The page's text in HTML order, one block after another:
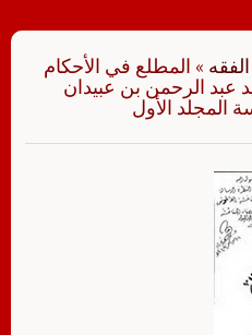
» المطلع في الأحكام
عبد الرحمن بن عبيدان
المجلد الأول